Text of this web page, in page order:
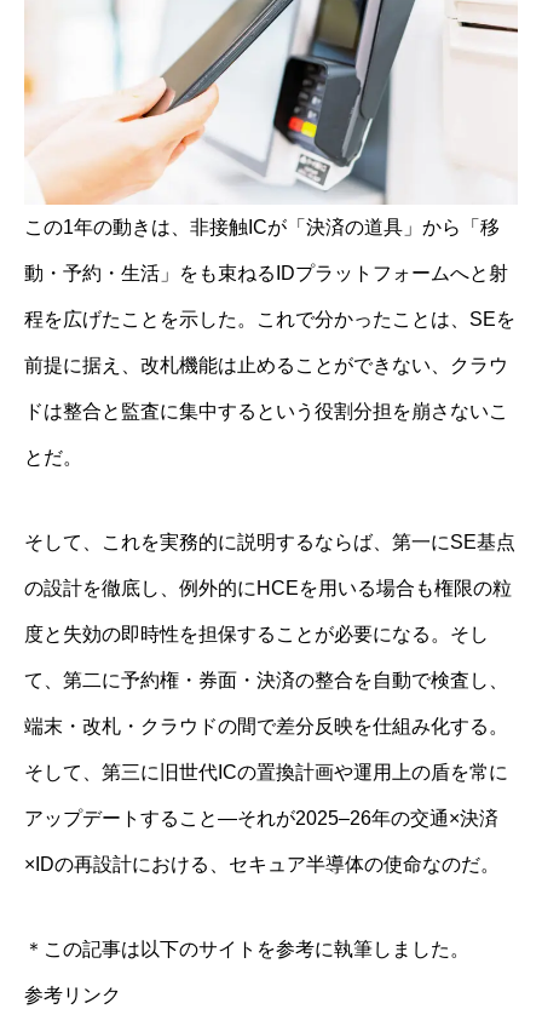
この1年の動きは、非接触ICが「決済の道具」から「移
動・予約・生活」をも束ねるIDプラットフォームへと射
程を広げたことを示した。これで分かったことは、SEを
前提に据え、改札機能は止めることができない、クラウ
ドは整合と監査に集中するという役割分担を崩さないこ
とだ。
そして、これを実務的に説明するならば、第一にSE基点
の設計を徹底し、例外的にHCEを用いる場合も権限の粒
度と失効の即時性を担保することが必要になる。そし
て、第二に予約権・券面・決済の整合を自動で検査し、
端末・改札・クラウドの間で差分反映を仕組み化する。
そして、第三に旧世代ICの置換計画や運用上の盾を常に
アップデートすること—それが2025–26年の交通×決済
×IDの再設計における、セキュア半導体の使命なのだ。
＊この記事は以下のサイトを参考に執筆しました。
参考リンク